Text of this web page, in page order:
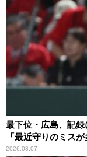
最下位・広島、記
「最近守りのミスが
2026.08.07